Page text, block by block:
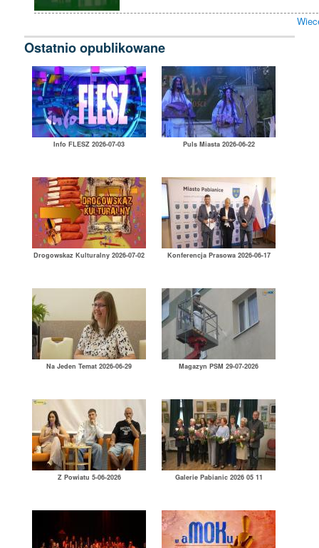
Ostatnio opublikowane
Info FLESZ 2026-07-03 Puls Miasta 2026-06-22
Drogowskaz Kulturalny 2026-07-02 Konferencja Prasowa 2026-06-17
Na Jeden Temat 2026-06-29 Magazyn PSM 29-07-2026
Z Powiatu 5-06-2026 Galerie Pabianic 2026 05 11